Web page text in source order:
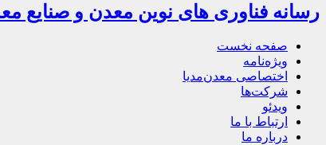
رسانه فناوری های نوین معدن و صنایع
صفحه نخست
ویژه‌نامه
اختصاصی معدن‌مدیا
شرکت‌ها
ویدئو
ارتباط با ما
درباره ما